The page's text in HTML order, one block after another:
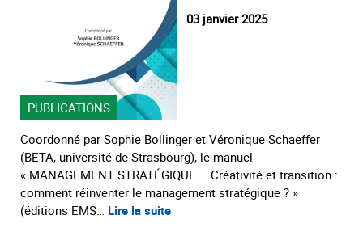
PUBLICATIONS
03 janvier 2025
Coordonné par Sophie Bollinger et Véronique Schaeffer
(BETA, université de Strasbourg), le manuel
« MANAGEMENT STRATÉGIQUE – Créativité et transition :
comment réinventer le management stratégique ? »
(éditions EMS… Lire la suite